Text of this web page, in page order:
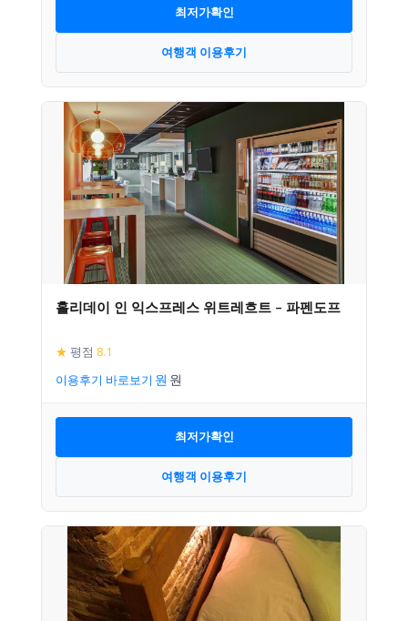
최저가확인
여행객 이용후기
홀리데이 인 익스프레스 위트레흐트 – 파펜도프
★ 평점 8.1
이용후기 바로보기
최저가확인
여행객 이용후기